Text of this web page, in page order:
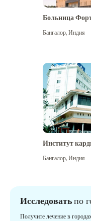
Больница
Бангалор,Индия
Институт
Бангалор,Индия
Исследоватьпо
Получите лечение в